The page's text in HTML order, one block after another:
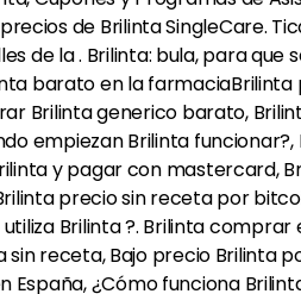
de Brilinta SingleCare.
la . Brilinta: bula, para que
barato en la
Brilinta generico barato,
empiezan Brilinta
y pagar con mastercard,
precio sin receta por
Brilinta ?. Brilinta
receta, Bajo precio Brilinta
¿Cómo funciona